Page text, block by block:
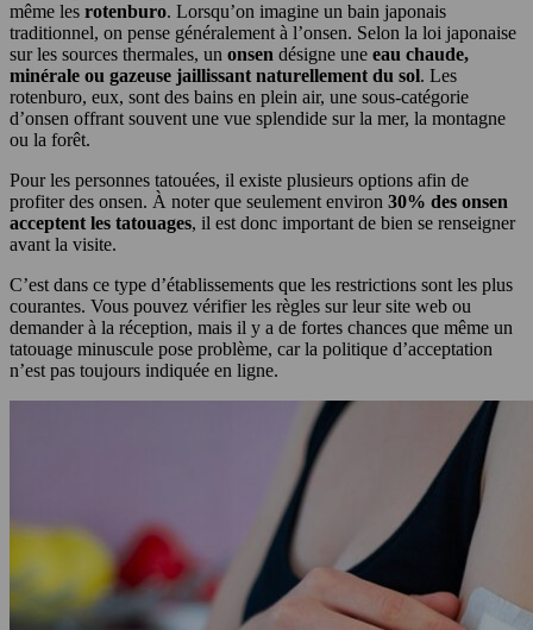
même les rotenburo. Lorsqu’on imagine un bain japonais
traditionnel, on pense généralement à l’onsen. Selon la loi japonaise
sur les sources thermales, un onsen désigne une eau chaude,
minérale ou gazeuse jaillissant naturellement du sol. Les
rotenburo, eux, sont des bains en plein air, une sous-catégorie
d’onsen offrant souvent une vue splendide sur la mer, la montagne
ou la forêt.
Pour les personnes tatouées, il existe plusieurs options afin de
profiter des onsen. À noter que seulement environ 30% des onsen
acceptent les tatouages, il est donc important de bien se renseigner
avant la visite.
C’est dans ce type d’établissements que les restrictions sont les plus
courantes. Vous pouvez vérifier les règles sur leur site web ou
demander à la réception, mais il y a de fortes chances que même un
tatouage minuscule pose problème, car la politique d’acceptation
n’est pas toujours indiquée en ligne.